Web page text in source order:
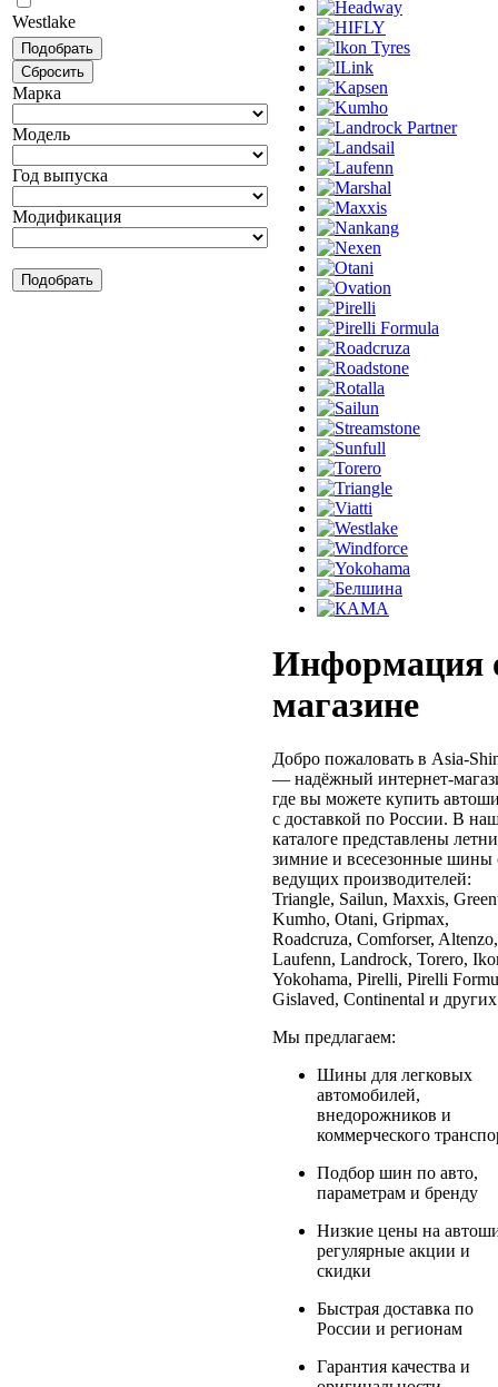
Westlake
Марка
Модель
Год выпуска
Модификация
Информация
магазине
Добро пожаловать в Asia-
— надёжный интернет-
где вы можете купить
с доставкой по России. В
каталоге представлены
зимние и всесезонные шины
ведущих производителей:
Triangle, Sailun, Maxxis,
Kumho, Otani, Gripmax,
Roadcruza, Comforser, Altenzo,
Laufenn, Landrock, Torero,
Yokohama, Pirelli, Pirelli
Gislaved, Continental и
Мы предлагаем:
Шины для легковых
автомобилей,
внедорожников и
коммерческого
Подбор шин по авто,
параметрам и бренду
Низкие цены на
регулярные акции и
скидки
Быстрая доставка по
России и регионам
Гарантия качества и